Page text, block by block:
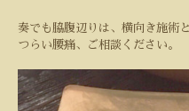
奏でも脇腹辺りは、横向き施術
つらい腰痛、ご相談ください。